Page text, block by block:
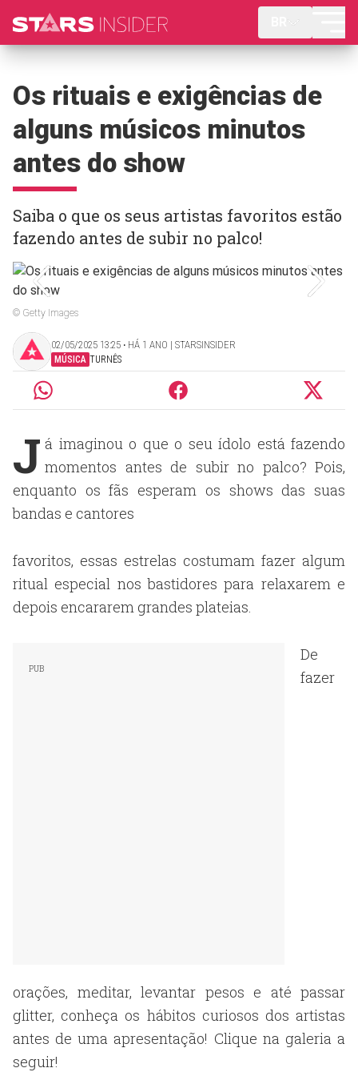
Os rituais e exigências de
alguns músicos minutos
antes do show
Saiba o que os seus artistas favoritos estão
fazendo antes de subir no palco!
© Getty Images
02/05/2025 13:25 ‧ HÁ 1 ANO | STARSINSIDER
MÚSICA TURNÊS
J á imaginou o que o seu ídolo está fazendo
momentos antes de subir no palco? Pois,
enquanto os fãs esperam os shows das suas
bandas e cantores
favoritos, essas estrelas costumam fazer algum
ritual especial nos bastidores para relaxarem e
depois encararem grandes plateias.
De
fazer
orações, meditar, levantar pesos e até passar
glitter, conheça os hábitos curiosos dos artistas
antes de uma apresentação! Clique na galeria a
seguir!